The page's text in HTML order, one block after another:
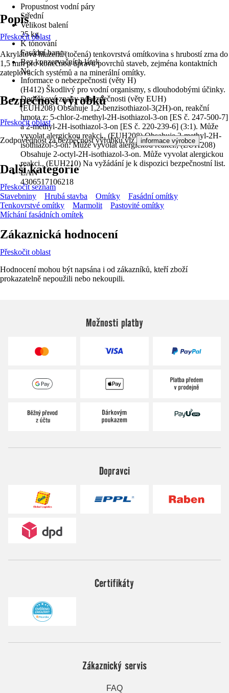
Propustnost vodní páry
Střední
Velikost balení
25 kg
K tónování
Fasádní barvy
Bez konzervačních látek
Ne
Informace o nebezpečnosti (věty H)
(H412) Škodlivý pro vodní organismy, s dlouhodobými účinky.
Doplňkové znaky nebezpečnosti (věty EUH)
(EUH208) Obsahuje 1,2-benzisothiazol-3(2H)-on, reakční
hmota z: 5-chlor-2-methyl-2H-isothiazol-3-on [ES č. 247-500-7]
a 2-methyl-2H-isothiazol-3-on [ES č. 220-239-6] (3:1). Může
vyvolat alergickou reakci., (EUH208) Obsahuje 2-methyl-2H-
isothiazol-3-on. Může vyvolat alergickou reakci., (EUH208)
Obsahuje 2-octyl-2H-isothiazol-3-on. Může vyvolat alergickou
reakci., (EUH210) Na vyžádání je k dispozici bezpečnostní list.
EAN
4306517106218
Popis
Přeskočit oblast
Akrylátová hlazená (točená) tenkovrstvá omítkovina s hrubostí zrna do
1,5 mm pro konečnou úpravu povrchů staveb, zejména kontaktních
zateplovacích systémů a na minerální omítky.
Bezpečnost výrobků
Přeskočit oblast
Zodpovědnost za bezpečnost výrobku viz informace výrobce .
Další kategorie
Přeskočit seznam
Stavebniny
Hrubá stavba Omítky
Fasádní omítky
Tenkovrstvé omítky
Marmolit
Pastovité omítky
Míchání fasádních omítek
Zákaznická hodnocení
Přeskočit oblast
Hodnocení mohou být napsána i od zákazníků, kteří zboží
prokazatelně nepoužili nebo nekoupili.
Možnosti platby
Dopravci
Certifikáty
Zákaznický servis
FAQ